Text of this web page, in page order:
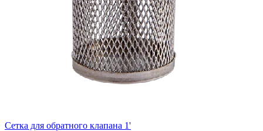
Сетка для обратного клапана 1'